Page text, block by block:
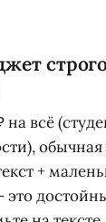
всё
обычная
+